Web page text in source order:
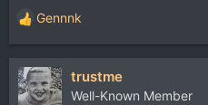
Р
е
а
к
ц
Gennnk
trustme
Well-Known Member